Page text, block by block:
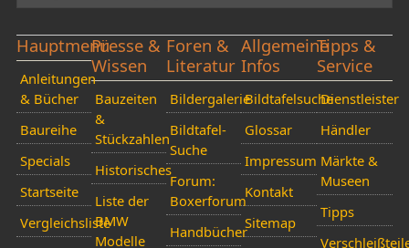
Hauptmenü
Anleitungen
& Bücher
Baureihe
Specials
Startseite
Vergleichsliste
Presse &
Wissen
Bauzeiten
&
Stückzahlen
Historisches
Liste der
BMW
Modelle
Foren &
Literatur
Bildergalerie
Bildtafel-
Suche
Forum:
Boxerforum
Handbücher
Allgemeine
Infos
Bildtafelsuche
Glossar
Impressum
Kontakt
Sitemap
Tipps &
Service
Dienstleister
Händler
Märkte &
Museen
Tipps